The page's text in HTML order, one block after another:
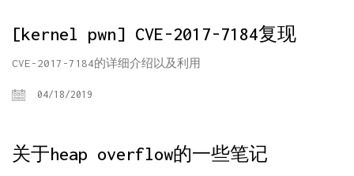
[kernel pwn] CVE-2017-7184复现
CVE-2017-7184的详细介绍以及利用
04/18/2019
关于heap overflow的一些笔记